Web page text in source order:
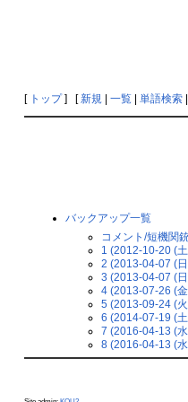
[ トップ] [新規| 一覧| 単語検索|
バックアップ一覧
コメント/短機関
1 (2012-10-20 (
2 (2013-04-07 (
3 (2013-04-07 (
4 (2013-07-26 (
5 (2013-09-24 (
6 (2014-07-19 (
7 (2016-04-13 (
8 (2016-04-13 (